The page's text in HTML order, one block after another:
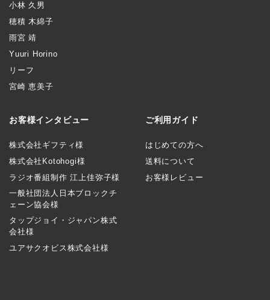
小林 久男
穂積 木綿子
雨宮 靖
Yuuri Horino
リーフ
宮崎 恵美子
お客様インタビュー
株式会社ギフティ様
株式会社Kotohogi様
ラジオ番組制作 江上佳弥子様
一般社団法人日本ブロックチ
ェーン協会様
タップジョイ・ジャパン株式
会社様
ユアサクオビス株式会社様
ご利用ガイド
はじめての方へ
送料について
お客様レビュー